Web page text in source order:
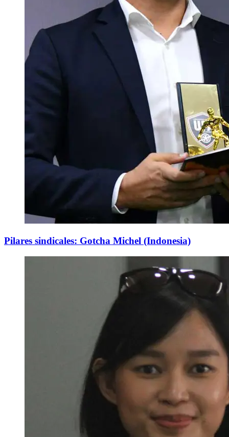
Pilares sindicales: Gotcha Michel (Indonesia)